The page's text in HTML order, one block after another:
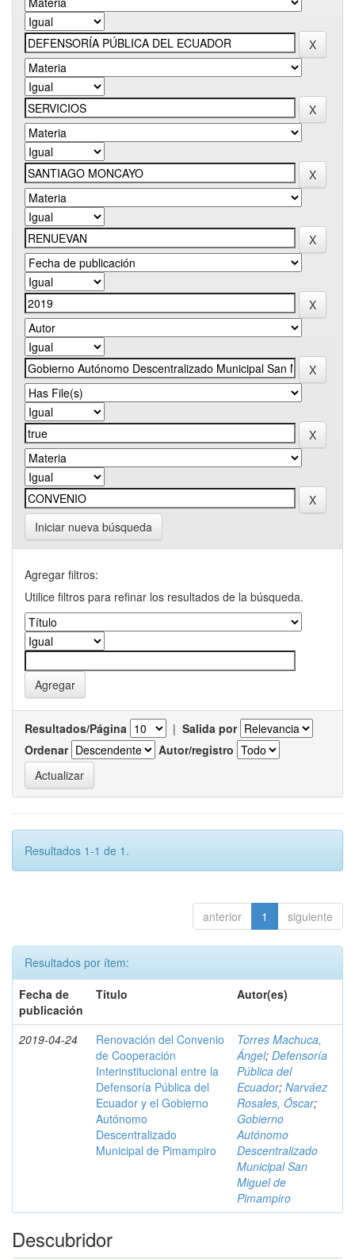
Iniciar nueva búsqueda
Agregar filtros:
Utilice filtros para refinar los resultados de la búsqueda.
Resultados/Página | Salida por
Ordenar
Autor/registro
Resultados 1-1 de 1.
anterior 1 siguiente
Resultados por ítem:
Fecha de
publicación
Título Autor(es)
2019-04-24
Renovación del Convenio
de Cooperación
Interinstitucional entre la
Defensoría Pública del
Ecuador y el Gobierno
Autónomo
Descentralizado
Municipal de Pimampiro
Torres Machuca,
Ángel; Defensoría
Pública del
Ecuador; Narváez
Rosales, Óscar;
Gobierno
Autónomo
Descentralizado
Municipal San
Miguel de
Pimampiro
Descubridor